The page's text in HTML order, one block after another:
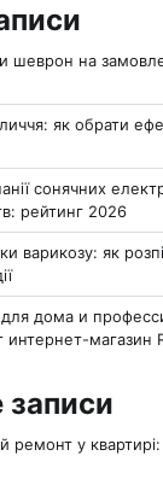
шеврон на
як обрати
сонячних
рейтинг 2026
варикозу: як
дома и
интернет-магазин
ремонт у